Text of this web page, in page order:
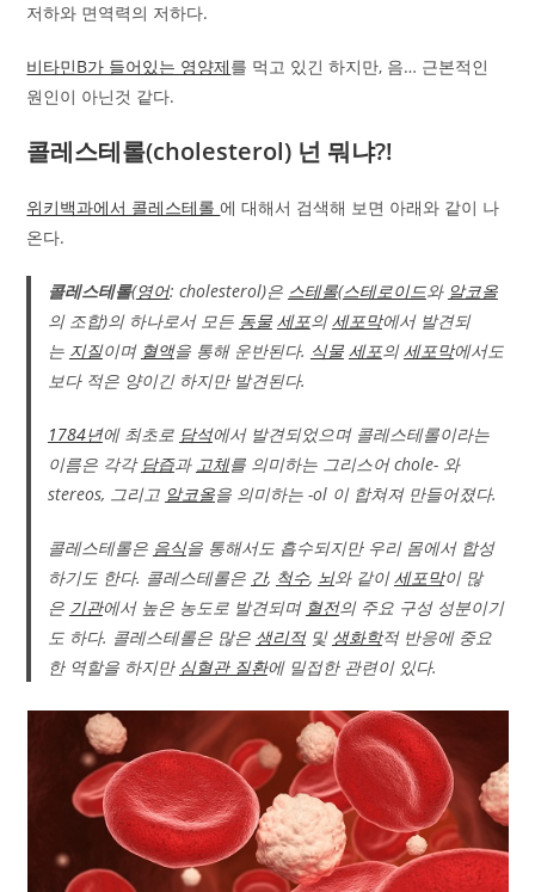
저하와 면역력의 저하다.
비타민B가 들어있는 영양제를 먹고 있긴 하지만, 음… 근본적인
원인이 아닌것 같다.
콜레스테롤(cholesterol) 넌 뭐냐?!
위키백과에서 콜레스테롤에 대해서 검색해 보면 아래와 같이 나
온다.
콜레스테롤(영어: cholesterol)은 스테롤(스테로이드와 알코올
의 조합)의 하나로서 모든 동물 세포의세포막에서 발견되
는 지질이며 혈액을 통해 운반된다. 식물 세포의세포막에서도
보다 적은 양이긴 하지만 발견된다.
1784년에 최초로 담석에서 발견되었으며 콜레스테롤이라는
이름은 각각 담즙과 고체를 의미하는 그리스어 chole- 와
stereos, 그리고 알코올을 의미하는 -ol 이 합쳐져 만들어졌다.
콜레스테롤은 음식을 통해서도 흡수되지만 우리 몸에서 합성
하기도 한다. 콜레스테롤은 간, 척수, 뇌와 같이세포막이 많
은 기관에서 높은 농도로 발견되며 혈전의 주요 구성 성분이기
도 하다. 콜레스테롤은 많은 생리적및 생화학적 반응에 중요
한 역할을 하지만 심혈관 질환에 밀접한 관련이 있다.